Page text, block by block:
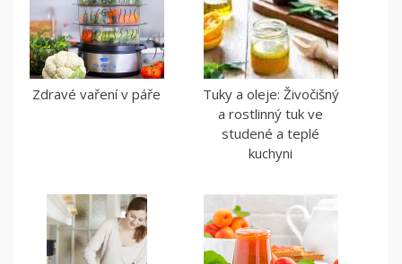
Zdravé vaření v páře
Tuky a oleje: Živočišný
a rostlinný tuk ve
studené a teplé
kuchyni